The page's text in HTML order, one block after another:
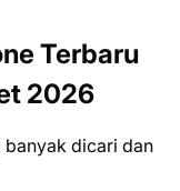
Terbaru
2026
banyak dicari dan